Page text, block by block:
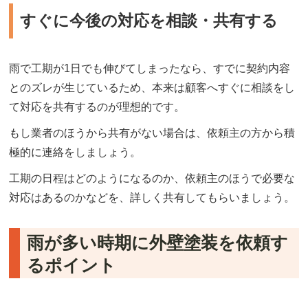
すぐに今後の対応を相談・共有する
雨で工期が1日でも伸びてしまったなら、すでに契約内容
とのズレが生じているため、本来は顧客へすぐに相談をし
て対応を共有するのが理想的です。
もし業者のほうから共有がない場合は、依頼主の方から積
極的に連絡をしましょう。
工期の日程はどのようになるのか、依頼主のほうで必要な
対応はあるのかなどを、詳しく共有してもらいましょう。
雨が多い時期に外壁塗装を依頼す
るポイント